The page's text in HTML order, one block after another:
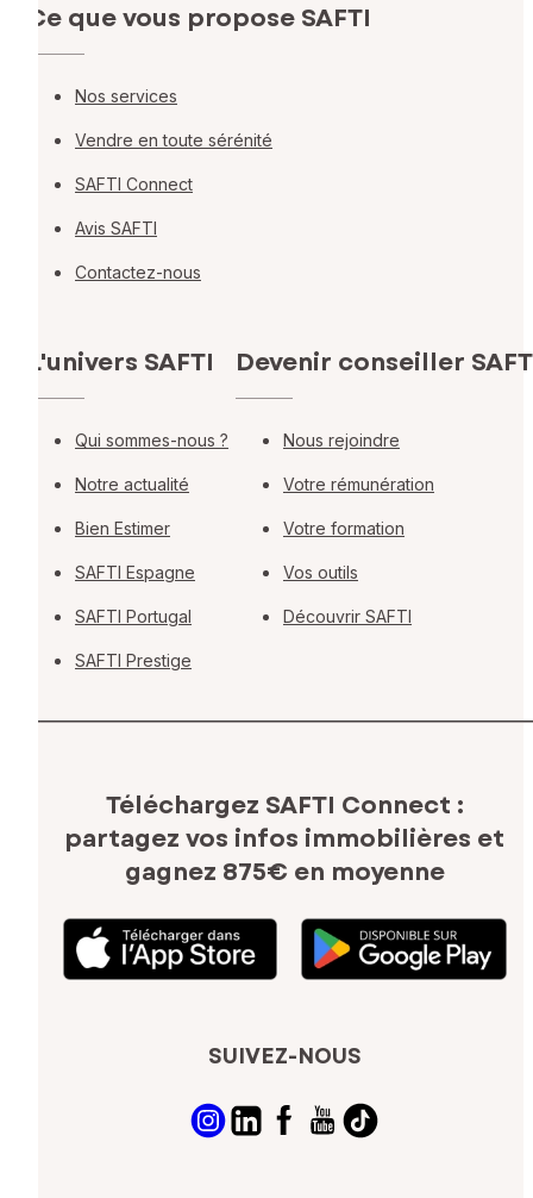
Ce que vous propose SAFTI
Nos services
Vendre en toute sérénité
SAFTI Connect
Avis SAFTI
Contactez-nous
L'univers SAFTI
Qui sommes-nous ?
Notre actualité
Bien Estimer
SAFTI Espagne
SAFTI Portugal
SAFTI Prestige
Devenir conseiller
Nous rejoindre
Votre rémunération
Votre formation
Vos outils
Découvrir SAFTI
Téléchargez SAFTI Connect :
partagez vos infos immobilières et
gagnez 875€ en moyenne
SUIVEZ-NOUS